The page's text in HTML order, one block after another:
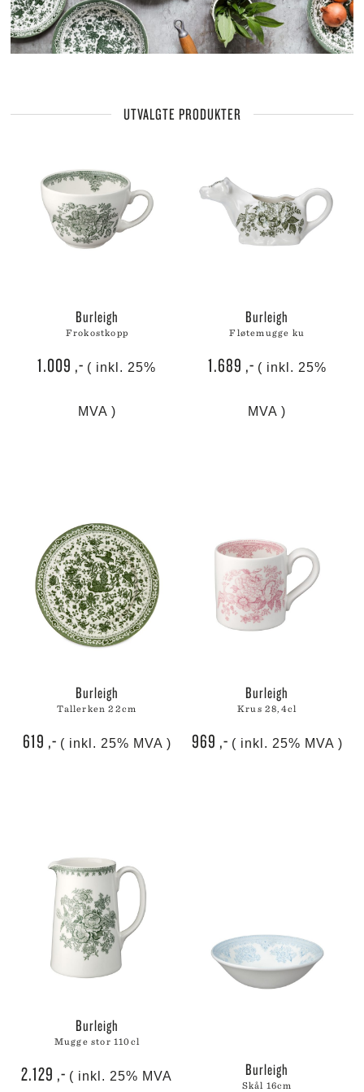
UTVALGTE PRODUKTER
burleigh
frokostkopp
1.009 ,- ( inkl. 25%
MVA )
burleigh
fløtemugge ku
1.689 ,- ( inkl. 25%
MVA )
burleigh
tallerken 22cm
619 ,- ( inkl. 25% MVA )
burleigh
krus 28,4cl
969 ,- ( inkl. 25% MVA )
burleigh
mugge stor 110cl
2.129 ,- ( inkl. 25% MVA burleigh
skål 16cm